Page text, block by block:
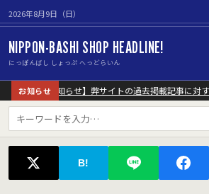
2026年8月9日（日）
NIPPON-BASHI SHOP HEADLINE!
にっぽんばし しょっぷ へっどらいん
お知らせ
【重要なお知らせ】弊サイトの過去掲載記事に対す
B!